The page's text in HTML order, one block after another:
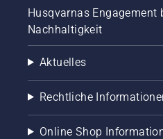
Husqvarnas Engagement
Nachhaltigkeit
Aktuelles
Rechtliche
Online Shop